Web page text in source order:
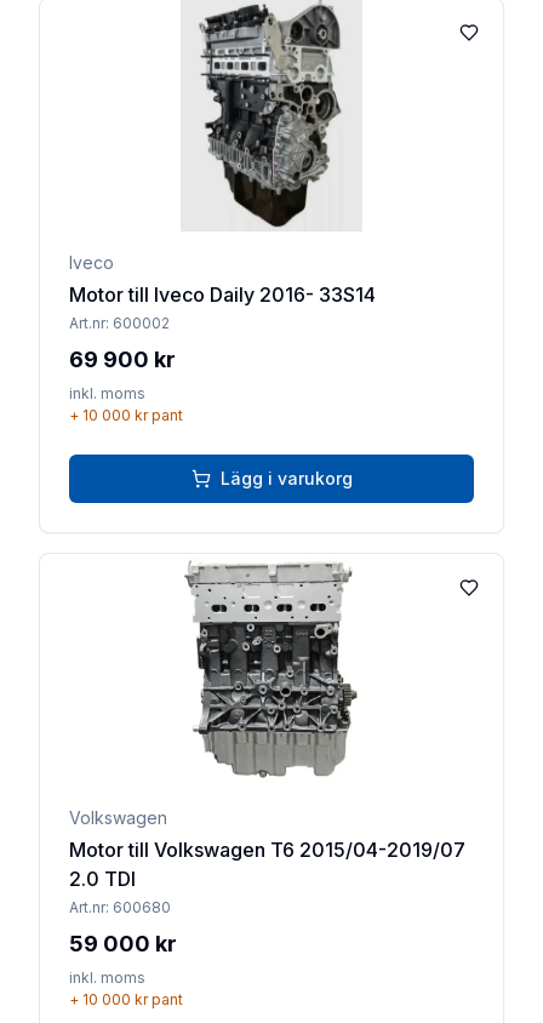
Lägg till
Iveco
Motor till Iveco Daily 2016- 33S14
Art.nr: 600002
69 900 kr
inkl. moms
+ 10 000 krpant
Lägg i varukorg
Lägg till
Volkswagen
Motor till Volkswagen T6 2015/04-2019/07
2.0 TDI
Art.nr: 600680
59 000 kr
inkl. moms
+ 10 000 krpant